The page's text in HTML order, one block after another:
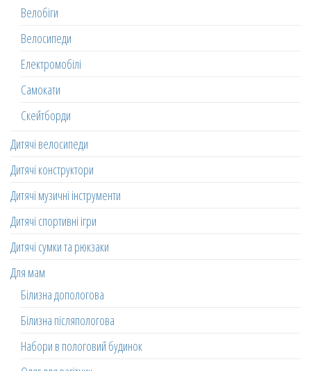
Велобіги
Велосипеди
Електромобілі
Самокати
Скейтборди
Дитячі велосипеди
Дитячі конструктори
Дитячі музичні інструменти
Дитячі спортивні ігри
Дитячі сумки та рюкзаки
Для мам
Білизна допологова
Білизна післяпологова
Набори в пологовий будинок